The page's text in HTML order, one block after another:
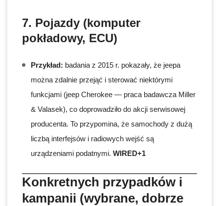
7. Pojazdy (komputer
pokładowy, ECU)
Przykład: badania z 2015 r. pokazały, że jeepa
można zdalnie przejąć i sterować niektórymi
funkcjami (jeep Cherokee — praca badawcza Miller
& Valasek), co doprowadziło do akcji serwisowej
producenta. To przypomina, że samochody z dużą
liczbą interfejsów i radiowych wejść są
urządzeniami podatnymi. WIRED+1
Konkretnych przypadków i
kampanii (wybrane, dobrze